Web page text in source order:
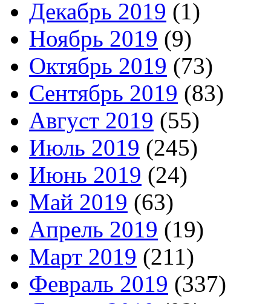
Декабрь 2019 (1)
Ноябрь 2019 (9)
Октябрь 2019 (73)
Сентябрь 2019 (83)
Август 2019 (55)
Июль 2019 (245)
Июнь 2019 (24)
Май 2019 (63)
Апрель 2019 (19)
Март 2019 (211)
Февраль 2019 (337)